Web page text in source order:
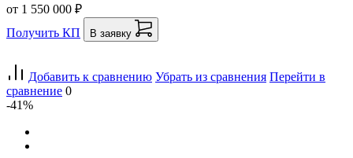
от 1 550 000 ₽
Получить КП
В заявку
Добавить к сравнению Убрать из сравнения Перейти в
сравнение 0
-41%